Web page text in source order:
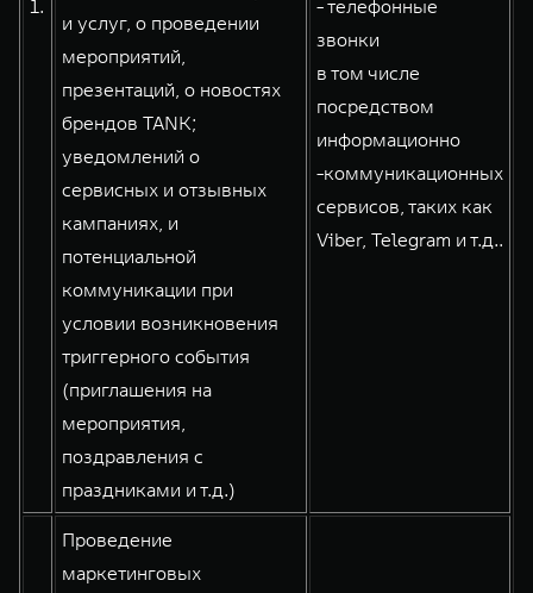
1.
и услуг, о проведении
мероприятий,
презентаций, о новостях
брендов TANK;
уведомлений о
сервисных и отзывных
кампаниях, и
потенциальной
коммуникации при
условии возникновения
триггерного события
(приглашения на
мероприятия,
поздравления с
праздниками и т.д.)
- телефонные
звонки
в том числе
посредством
информационно
-коммуникационных
сервисов, таких как
Viber, Telegram и т.д..
Проведение
маркетинговых